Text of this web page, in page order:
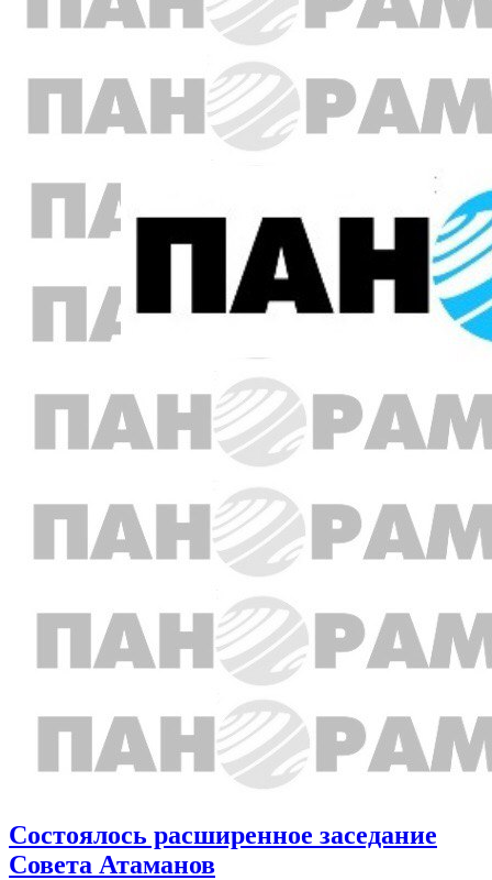
Состоялось расширенное заседание
Совета Атаманов